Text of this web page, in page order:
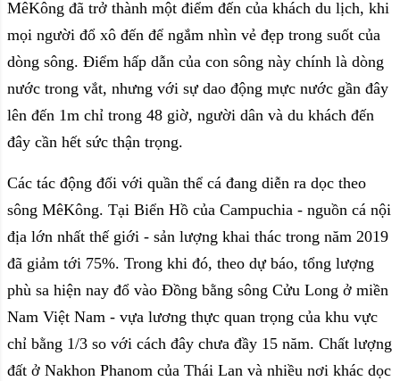
MêKông đã trở thành một điểm đến của khách du lịch, khi
mọi người đổ xô đến để ngắm nhìn vẻ đẹp trong suốt của
dòng sông. Điểm hấp dẫn của con sông này chính là dòng
nước trong vắt, nhưng với sự dao động mực nước gần đây
lên đến 1m chỉ trong 48 giờ, người dân và du khách đến
đây cần hết sức thận trọng.
Các tác động đối với quần thể cá đang diễn ra dọc theo
sông MêKông. Tại Biển Hồ của Campuchia - nguồn cá nội
địa lớn nhất thế giới - sản lượng khai thác trong năm 2019
đã giảm tới 75%. Trong khi đó, theo dự báo, tổng lượng
phù sa hiện nay đổ vào Đồng bằng sông Cửu Long ở miền
Nam Việt Nam - vựa lương thực quan trọng của khu vực
chỉ bằng 1/3 so với cách đây chưa đầy 15 năm. Chất lượng
đất ở Nakhon Phanom của Thái Lan và nhiều nơi khác dọc